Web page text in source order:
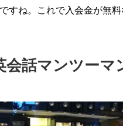
すね。これで入会金が無料
会話マンツーマ